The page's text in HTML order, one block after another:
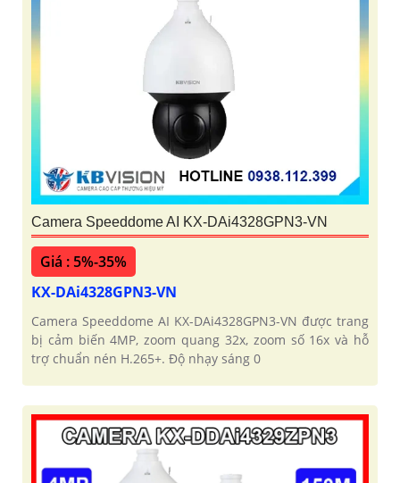
'
Camera Speeddome AI KX-DAi4328GPN3-VN
Giá : 5%-35%
KX-DAi4328GPN3-VN
Camera Speeddome AI KX-DAi4328GPN3-VN được trang
bị cảm biến 4MP, zoom quang 32x, zoom số 16x và hỗ
trợ chuẩn nén H.265+. Độ nhạy sáng 0